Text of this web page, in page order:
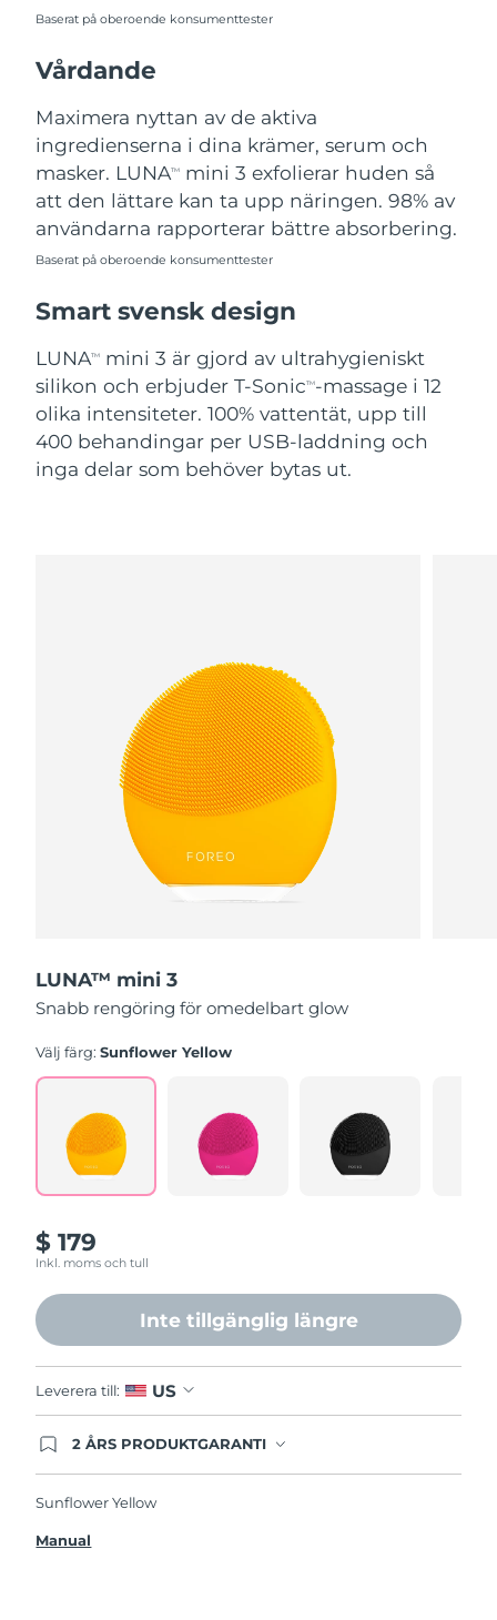
Baserat på oberoende konsumenttester
Vårdande
Maximera nyttan av de aktiva
ingredienserna i dina krämer, serum och
masker. LUNATM
mini 3 exfolierar huden så
att den lättare kan ta upp näringen. 98% av
användarna rapporterar bättre absorbering.
Baserat på oberoende konsumenttester
Smart svensk design
LUNATM
mini 3 är gjord av ultrahygieniskt
silikon och erbjuder T-SonicTM-massage i 12
olika intensiteter. 100% vattentät, upp till
400 behandingar per USB-laddning och
inga delar som behöver bytas ut.
LUNA™ mini 3
Snabb rengöring för omedelbart glow
Välj färg:Sunflower Yellow
$ 179
Inkl. moms och tull
Inte tillgänglig längre
Leverera till: US
2 ÅRS PRODUKTGARANTI
utan extra kostnad om du får problem med den
Sunflower Yellow
Manual
Uzbekistan Förväntad leverans8/17/26
Vietnam Förväntad leverans8/18/26